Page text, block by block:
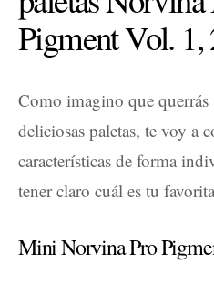
Pigment Vol. 1,
Como imagino que querrás
deliciosas paletas, te voy a
características de forma
tener claro cuál es tu
Mini Norvina Pro